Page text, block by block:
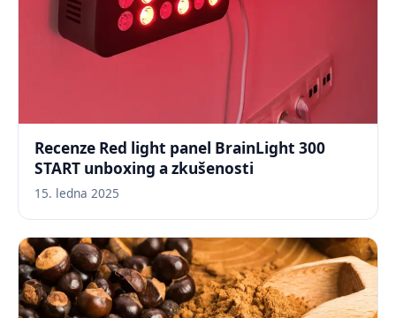
Recenze Red light panel BrainLight 300
START unboxing a zkušenosti
15. ledna 2025